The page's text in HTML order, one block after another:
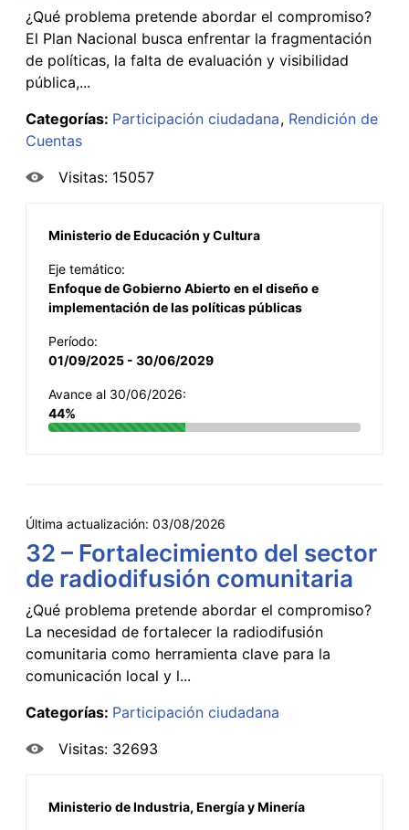
¿Qué problema pretende abordar el compromiso?
El Plan Nacional busca enfrentar la fragmentación
de políticas, la falta de evaluación y visibilidad
pública,...
Categorías: Participación ciudadana Rendición de
Cuentas
Visitas: 15057
Ministerio de Educación y Cultura
Eje temático:
Enfoque de Gobierno Abierto en el diseño e
implementación de las políticas públicas
Período:
01/09/2025 - 30/06/2029
Avance al 30/06/2026:
44%
Última actualización: 03/08/2026
32 – Fortalecimiento del sector
de radiodifusión comunitaria
¿Qué problema pretende abordar el compromiso?
La necesidad de fortalecer la radiodifusión
comunitaria como herramienta clave para la
comunicación local y l...
Categorías: Participación ciudadana
Visitas: 32693
Ministerio de Industria, Energía y Minería